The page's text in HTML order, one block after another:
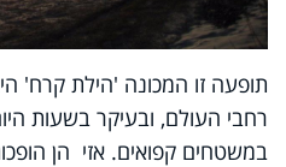
תופעה זו המכונה 'הילת קרח'
רחבי העולם, ובעיקר בשעות
במשטחים קפואים. אזי הן